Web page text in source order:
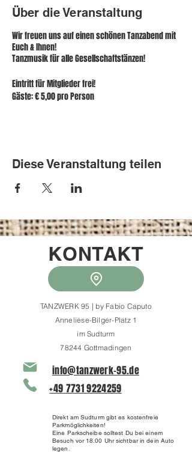
Über die Veranstaltung
Wir freuen uns auf einen schönen Tanzabend mit
Euch & Ihnen!
Tanzmusik für alle Gesellschaftstänzen!
Eintritt für Mitglieder frei!
Gäste: € 5,00 pro Person
Diese Veranstaltung teilen
KONTAKT
TANZWERK 95 | by Fabio Caputo
Anneliese-Bilger-Platz 1
im Sudturm
78244 Gottmadingen
+49 7731 9224259
Direkt am Sudturm gibt es kostenfreie
Parkmöglichkeiten!
Eine Parkscheibe solltest Du bei einem
Besuch vor 18.00 Uhr sichtbar in dein Auto
legen.
info@tanzwerk-95.de